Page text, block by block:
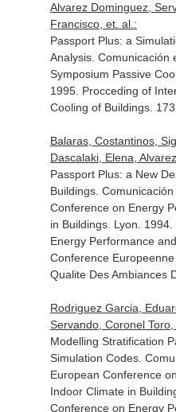
Alvarez Dominguez,
Francisco, et. al.:
Passport Plus: a
Analysis. Comunicación
Symposium Passive
1995. Procceding of
Cooling of Buildings.
Balaras, Costantinos,
Dascalaki, Elena,
Passport Plus: a New
Buildings.
Conference on Energy
in Buildings. Lyon.
Energy Performance
Conference
Qualite Des Ambiances
Rodriguez Garcia,
Servando, Coronel
Modelling Stratification
Simulation Codes.
European Conference
Indoor Climate in
Conference on Energy